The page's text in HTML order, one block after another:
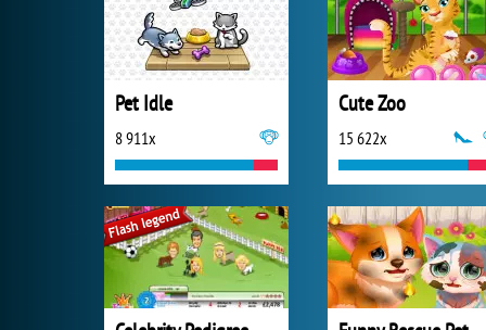
Pet Idle
8 911x
Cute Zoo
15 622x